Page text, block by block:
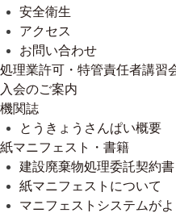
安全衛生
アクセス
お問い合わせ
処理業許可・特管責任者講習
入会のご案内
機関誌
とうきょうさんぱい概要
紙マニフェスト・書籍
建設廃棄物処理委託契約
紙マニフェストについて
マニフェストシステムが